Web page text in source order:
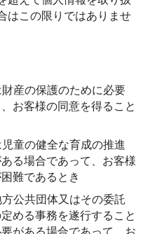
はこの限りではありませ
産の保護のために必要
お客様の同意を得ること
童の健全な育成の推進
る場合であって、お客様
難であるとき
公共団体又はその委託
める事務を遂行すること
がある場合であって、お